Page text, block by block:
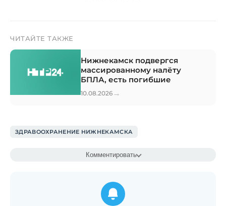
ЧИТАЙТЕ ТАКЖЕ
Нижнекамск подвергся
массированному налёту
БПЛА, есть погибшие
10.08.2026 →
ЗДРАВООХРАНЕНИЕ НИЖНЕКАМСКА
Комментировать